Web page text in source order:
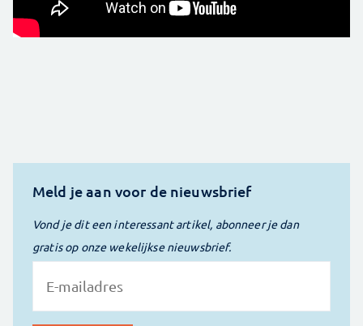
Meld je aan voor de nieuwsbrief
Vond je dit een interessant artikel, abonneer je dan
gratis op onze wekelijkse nieuwsbrief.